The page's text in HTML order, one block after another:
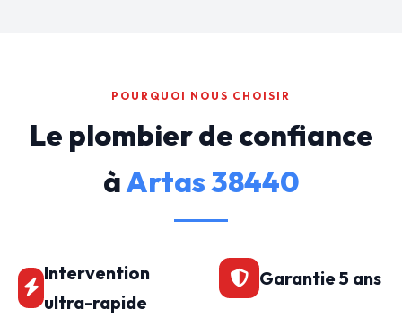
POURQUOI NOUS CHOISIR
Le plombier de confiance
àArtas 38440
Intervention
ultra-rapide
Garantie 5 ans